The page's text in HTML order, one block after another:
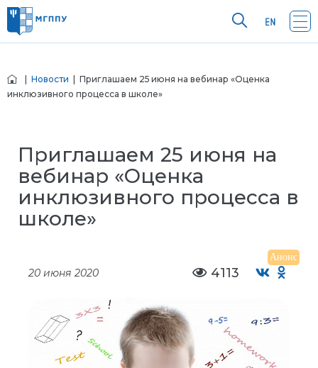
Новости | Приглашаем 25 июня на вебинар «Оценка
инклюзивного процесса в школе»
Приглашаем 25 июня на
вебинар «Оценка
инклюзивного процесса в
школе»
Анонс
20 июня 2020 4113